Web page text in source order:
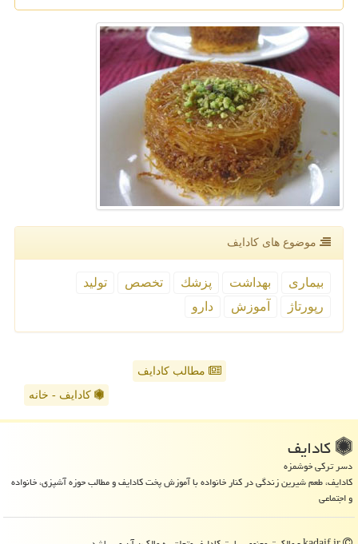
موضوع های كادایف
بیماری بهداشت پزشك تخصص
تولید
رپورتاژ
آموزش دارو
مطالب کادایف
کادایف - خانه
كادایف
دسر ترکی خوشمزه
کادایف، طعم شیرین زندگی در کنار خانواده با آموزش پخت کادایف و مطالب حوزه آشپزی، خانواده
و اجتماعی